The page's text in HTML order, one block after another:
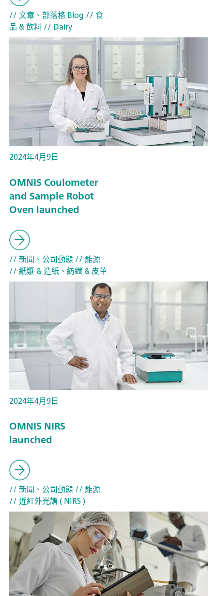
// 文章、部落格 Blog // 食
品 & 飲料// Dairy
2024年4月9日
OMNIS Coulometer
and Sample Robot
Oven launched
// 新聞、公司動態 // 能源
// 紙漿 & 造紙、紡織 & 皮革
2024年4月9日
OMNIS NIRS
launched
// 新聞、公司動態 // 能源
// 近紅外光譜 ( NIRS )